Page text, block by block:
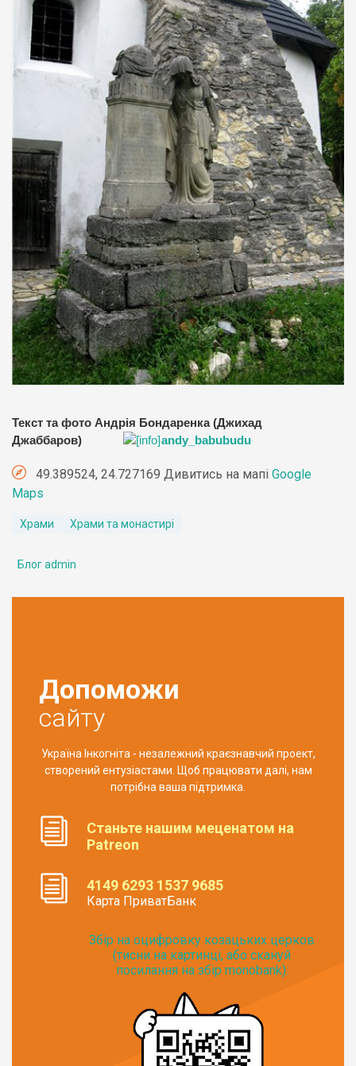
Текст та фото Андрія Бондаренка (Джихад
Джаббаров)
andy_babubudu
49.389524, 24.727169 Дивитись на мапі Google
Maps
Храми Храми та монастирі
Блог admin
Допоможи
сайту
Україна Інкогніта - незалежний краєзнавчий проект,
створений ентузіастами. Щоб працювати далі, нам
потрібна ваша підтримка.
Станьте нашим меценатом на
Patreon
4149 6293 1537 9685
Карта ПриватБанк
Збір на оцифровку козацьких церков
(тисни на картинці, або скануй
посилання на збір monobank):